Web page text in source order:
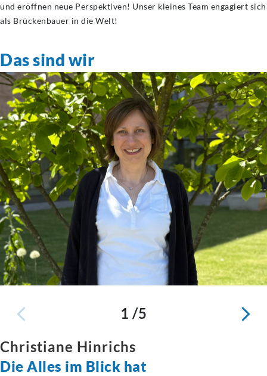
und eröffnen neue Perspektiven! Unser kleines Team engagiert sich
als Brückenbauer in die Welt!
Das sind wir
1 /5
Christiane Hinrichs
Die Alles im Blick hat